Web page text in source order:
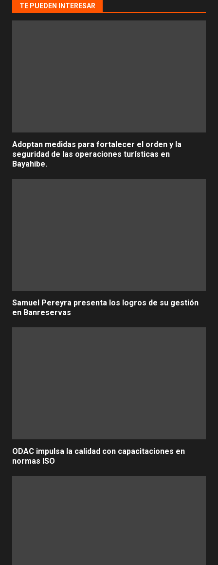
TE PUEDEN INTERESAR
Adoptan medidas para fortalecer el orden y la
seguridad de las operaciones turísticas en
Bayahibe.
Samuel Pereyra presenta los logros de su gestión
en Banreservas
ODAC impulsa la calidad con capacitaciones en
normas ISO